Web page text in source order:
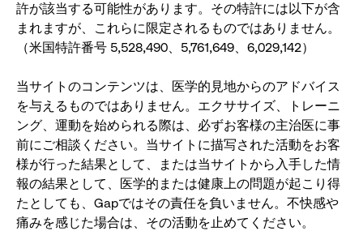
許が該当する可能性があります。その特許には以下が含
まれますが、これらに限定されるものではありません。
（米国特許番号 5,528,490、5,761,649、6,029,142）
当サイトのコンテンツは、医学的見地からのアドバイス
を与えるものではありません。エクササイズ、トレーニ
ング、運動を始められる際は、必ずお客様の主治医に事
前にご相談ください。当サイトに描写された活動をお客
様が行った結果として、または当サイトから入手した情
報の結果として、医学的または健康上の問題が起こり得
たとしても、Gapではその責任を負いません。不快感や
痛みを感じた場合は、その活動を止めてください。